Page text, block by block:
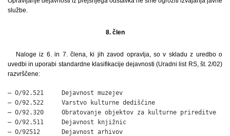
službe.
8. člen
Naloge iz 6. in 7. člena, ki jih zavod opravlja, so v skladu z uredbo o
uvedbi in uporabi standardne klasifikacije dejavnosti (Uradni list RS, št. 2/02)
razvrščene:
– O/92.521     Dejavnost muzejev
– O/92.522     Varstvo kulturne dediščine
– O/92.320     Obratovanje objektov za kulturne prireditve
– O/92.511     Dejavnost knjižnic
– O/92512      Dejavnost arhivov